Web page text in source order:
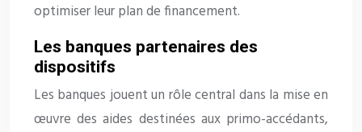
optimiser leur plan de financement.
Les banques partenaires des
dispositifs
Les banques jouent un rôle central dans la mise en
œuvre des aides destinées aux primo-accédants,